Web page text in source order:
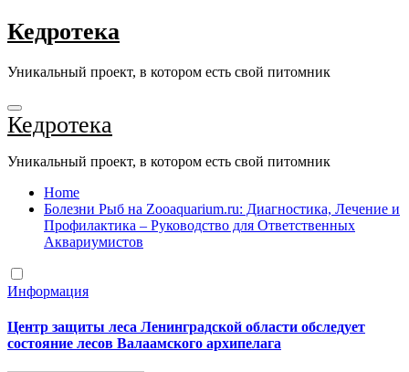
Перейти
к
Кедротека
Уникальный проект, в котором есть свой питомник
Кедротека
Уникальный проект, в котором есть свой питомник
Home
Болезни Рыб на Zooaquarium.ru: Диагностика, Лечение и
Профилактика – Руководство для Ответственных
Аквариумистов
Информация
Центр защиты леса Ленинградской области обследует
состояние лесов Валаамского архипелага